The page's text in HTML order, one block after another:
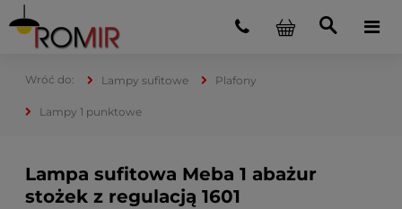
Lampy sufitowe Plafony
Lampy 1 punktowe
Lampa sufitowa Meba 1 abażur
stożek z regulacją 1601